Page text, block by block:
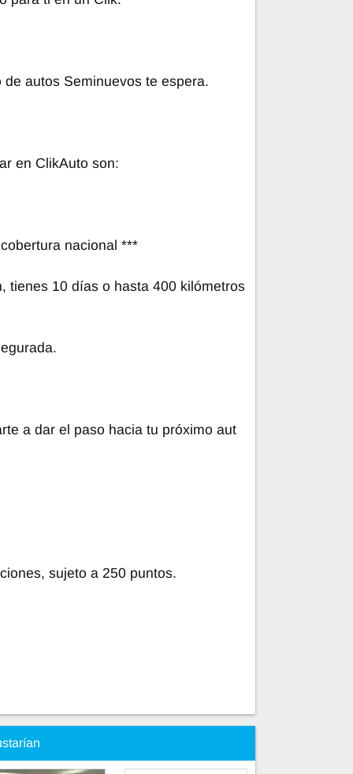
autos Seminuevos te espera.
en ClikAuto son:
nacional ***
tienes 10 días o hasta 400 kilómetros
a dar el paso hacia tu próximo aut
sujeto a 250 puntos.